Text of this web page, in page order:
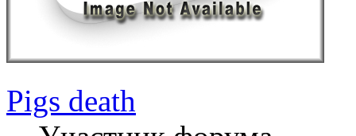
Pigs death